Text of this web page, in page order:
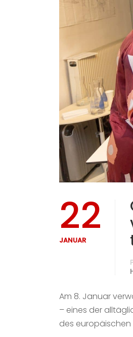
22
JANUAR
Am 8. Januar
– eines der
des europäischen